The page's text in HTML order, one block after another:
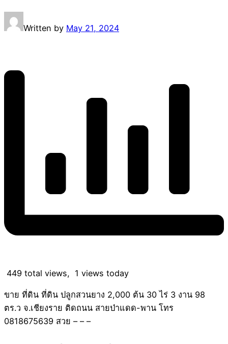
Written by May 21, 2024
449 total views, 1 views today
ขาย ที่ดิน ที่ดิน ปลูกสวนยาง 2,000 ต้น 30 ไร่ 3 งาน 98
ตร.ว จ.เชียงราย ติดถนน สายป่าแดด-พาน โทร
0818675639 สวย – – –